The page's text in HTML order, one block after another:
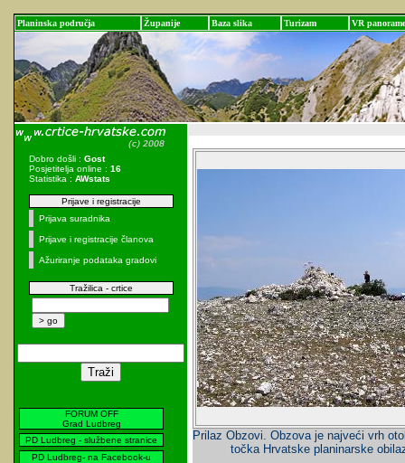
Planinska područja Županije Baza slika Turizam VR panorame
Dobro došli : Gost
Posjetitelja online : 16
Statistika : AWstats
Prijave i registracije
Prijava suradnika
Prijave i registracije članova
Ažuriranje podataka gradovi
Tražilica - crtice
FORUM OFF
Grad Ludbreg
PD Ludbreg - službene stranice
PD Ludbreg- na Facebook-u
Prilaz Obzovi. Obzova je najveći vrh
točka Hrvatske planinarske